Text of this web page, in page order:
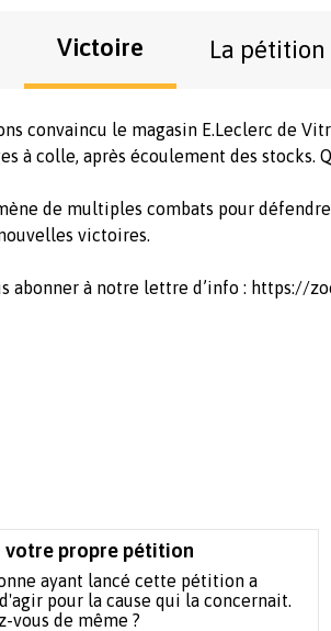
Victoire La pétition
convaincu le magasin E.Leclerc de
à colle, après écoulement des stocks.
de multiples combats pour
victoires.
abonner à notre lettre d’info :
votre propre pétition
ayant lancé cette pétition a
pour la cause qui la concernait.
vous de même ?